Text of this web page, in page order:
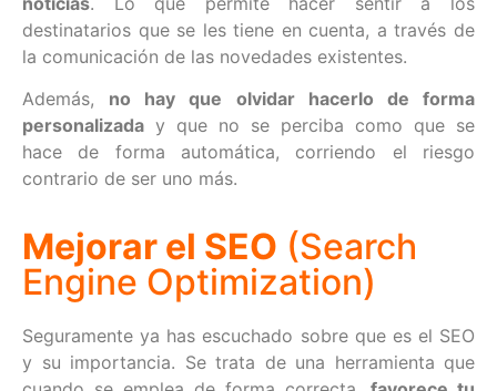
destinatarios que se les tiene en cuenta, a través de
la comunicación de las novedades existentes.
Además, no hay que olvidar hacerlo de forma
personalizada y que no se perciba como que se
hace de forma automática, corriendo el riesgo
contrario de ser uno más.
Mejorar el SEO (Search
Engine Optimization)
Seguramente ya has escuchado sobre que es el SEO
y su importancia. Se trata de una herramienta que